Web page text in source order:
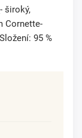
- široký,
Cornette-
95 %